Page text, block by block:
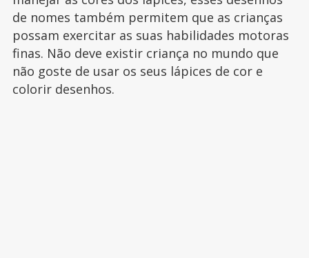
de nomes também permitem que as crianças
possam exercitar as suas habilidades motoras
finas. Não deve existir criança no mundo que
não goste de usar os seus lápices de cor e
colorir desenhos.